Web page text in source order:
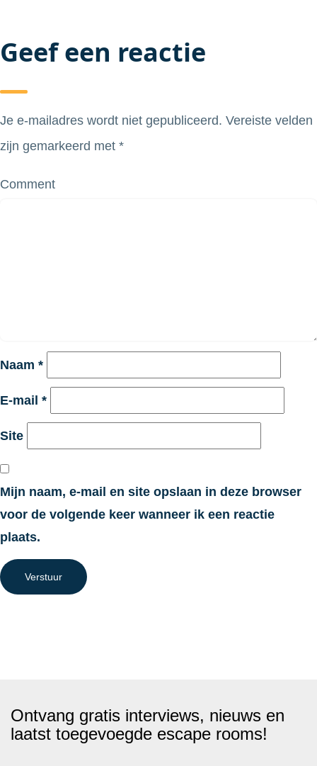
Geef een reactie
Je e-mailadres wordt niet gepubliceerd. Vereiste velden
zijn gemarkeerd met *
Comment
Naam *
E-mail *
Site
Mijn naam, e-mail en site opslaan in deze browser
voor de volgende keer wanneer ik een reactie
plaats.
Verstuur
Ontvang gratis interviews, nieuws en
laatst toegevoegde escape rooms!